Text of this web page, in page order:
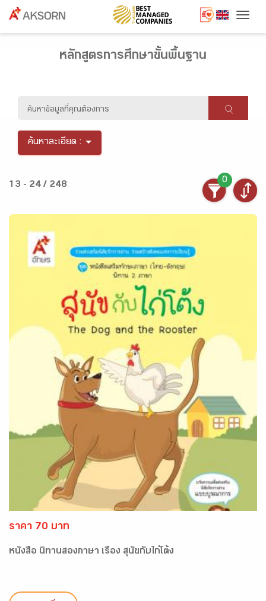
หลักสูตรการศึกษาขั้นพื้นฐาน
ค้นหาละเอียด :
13 - 24 / 248
0
ราคา 70 บาท
หนังสือ นิทานสองภาษา เรื่อง สุนัขกับไก่โต้ง